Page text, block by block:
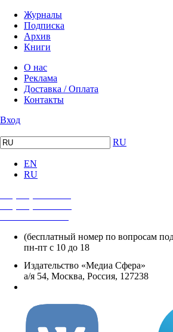
Журналы
Подписка
Архив
Книги
О нас
Реклама
Доставка / Оплата
Контакты
Вход
RU
EN
RU
(бесплатный номер по вопросам
пн-пт с 10 до 18
Издательство «Медиа Сфера»
а/я 54, Москва, Россия, 127238